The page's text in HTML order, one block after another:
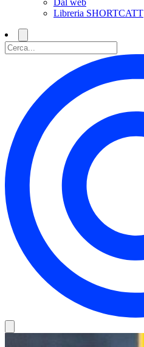
Dal web
Libreria SHORTCATT